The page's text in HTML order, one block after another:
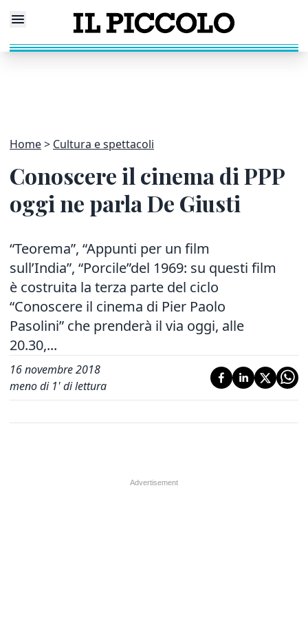
Home Cultura e spettacoli
Conoscere il cinema di PPP
oggi ne parla De Giusti
“Teorema”, “Appunti per un film
sull’India”, “Porcile”del 1969: su questi film
è costruita la terza parte del ciclo
“Conoscere il cinema di Pier Paolo
Pasolini” che prenderà il via oggi, alle
20.30,...
16 novembre 2018
meno di 1' di lettura